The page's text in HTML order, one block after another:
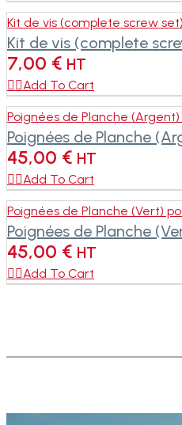
Kit de vis (complete screw
Kit de vis (complete
7,00 € HT
Add To Cart
Poignées de Planche
Poignées de Planche
45,00 € HT
Add To Cart
Poignées de Planche (Vert)
Poignées de Planche
45,00 € HT
Add To Cart